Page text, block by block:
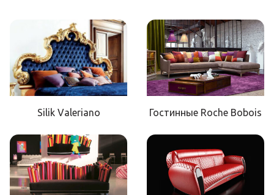
Silik Valeriano Гостинные Roche Bobois